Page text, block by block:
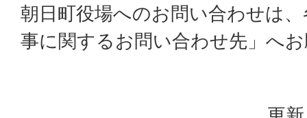
朝日町役場へのお問い合わせは
事に関するお問い合わせ先」へ